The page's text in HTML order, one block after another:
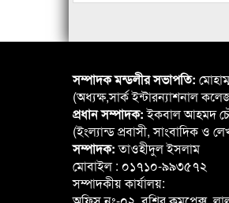
সম্পাদক মন্ডলীর সভাপতি:
(অধ্যক্ষ,সার্ক ইন্টারন্যাশনাল
প্রধান সম্পাদক:ইকবাল আহমদ
(ইংল্যান্ড প্রবাসী, সাংবাদিক ও
সম্পাদক:তাওহীদুল ইসলাম
মোবাইল : ০১৭১০-৯৯৩৫৭২
সম্পাদকীয় কার্যালয়: